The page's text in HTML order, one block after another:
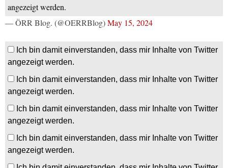
angezeigt werden.
— ÖRR Blog. (@OERRBlog)May 15, 2024
Ich bin damit einverstanden, dass mir Inhalte von Twitter
angezeigt werden.
Ich bin damit einverstanden, dass mir Inhalte von Twitter
angezeigt werden.
Ich bin damit einverstanden, dass mir Inhalte von Twitter
angezeigt werden.
Ich bin damit einverstanden, dass mir Inhalte von Twitter
angezeigt werden.